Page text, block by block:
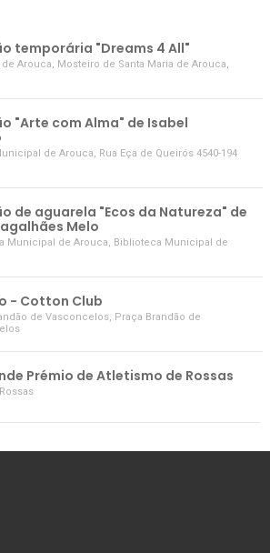
temporária "Dreams 4 All"
Arouca, Mosteiro de Santa Maria de Arouca,
"Arte com Alma" de Isabel
de Arouca, Rua Eça de Queirós 4540-194
de aguarela "Ecos da Natureza" de
Melo
Municipal de Arouca, Biblioteca Municipal de
- Cotton Club
de Vasconcelos, Praça Brandão de
Prémio de Atletismo de Rossas